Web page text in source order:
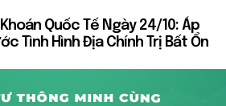
Quốc Tế Ngày 24/10: Áp
Tình Hình Địa Chính Trị Bất Ổn